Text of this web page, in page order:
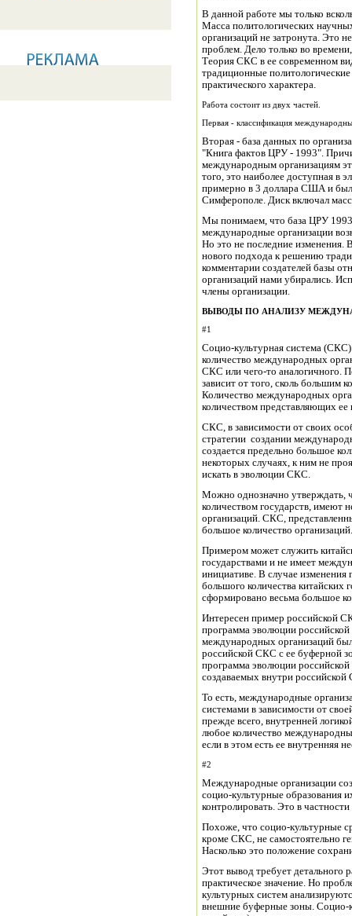
В данной работе мы только
Масса политологических
организаций не затронута. Это
проблем. Дело только во
Теория СКС в ее современном
традиционные
практического характера.
Работа состоит из двух частей.
Первая - классификация
Вторая - база данных по
"Книга фактов ЦРУ - 1993".
международным организациям
того, это наиболее доступная в
примерно в 3 доллара США и
Симферополе. Диск включал
Мы понимаем, что база ЦРУ 1993
международные организации
Но это не последние изменения.
нового подхода к решению
комментарии создателей базы
организаций нами убирались.
члены организации.
ВЫВОДЫ ПО АНАЛИЗУ
#1
Социо-культурная система
количество международных
СКС или чего-то аналогичного.
зависит от того, сколь большим
Количество международных
количеством представляющих ее
СКС, в зависимости от своих
стратегии создании
создается предельно большое
некоторых случаях, к ним не
искать в эволюции СКС.
Можно однозначно утверждать,
количеством государств, имеют
организаций. СКС,
большое количество организаций.
Примером может служить
государствами и не имеет
инициативе. В случае изменения
большого количества китайских
сформировано весьма большое
Интересен пример российской
программа эволюции
международных организаций
российской СКС с ее буферной
программа эволюции
создаваемых внутри российской
То есть, международные
системами в зависимости от
прежде всего, внутренней
любое количество
если в этом есть ее внутренняя
#2
Международные организации
социо-культурные образования
контролировать. Это в
Похоже, что социо-культурные
кроме СКС, не самостоятельно
Насколько это положение
Этот вывод требует детального
практическое значение. Но
культурных систем
внешние буферные зоны. Социо-